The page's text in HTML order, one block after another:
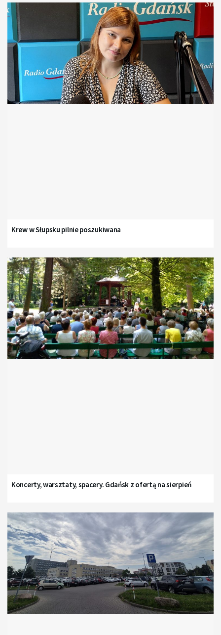
Krew w Słupsku pilnie poszukiwana
Koncerty, warsztaty, spacery. Gdańsk z ofertą na sierpień